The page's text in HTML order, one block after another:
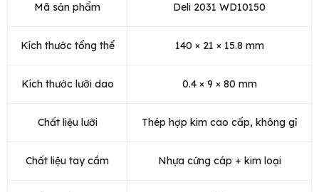
Mã sản phẩm Deli 2031 WD10150
Kích thước tổng thể 140 × 21 × 15.8 mm
Kích thước lưỡi dao 0.4 × 9 × 80 mm
Chất liệu lưỡi Thép hợp kim cao cấp, không gỉ
Chất liệu tay cầm Nhựa cứng cáp + kim loại